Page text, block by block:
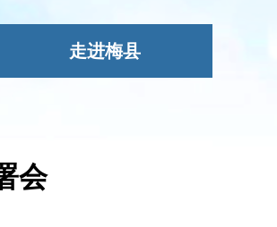
走进梅县
会